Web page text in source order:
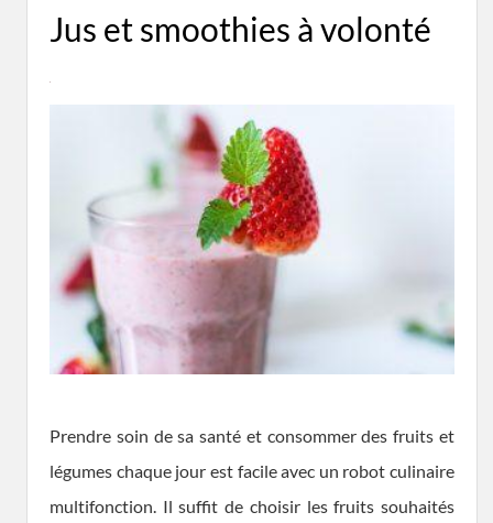
Jus et smoothies à volonté
Prendre soin de sa santé et consommer des fruits et
légumes chaque jour est facile avec un robot culinaire
multifonction. Il suffit de choisir les fruits souhaités